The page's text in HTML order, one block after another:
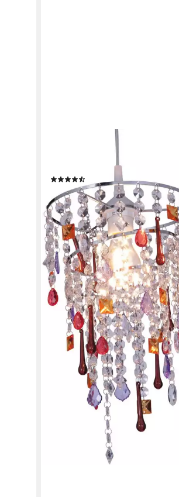
37,99 € UVP66,95 €
-43%
lieferbar - in 3-4 Werktagen bei dir